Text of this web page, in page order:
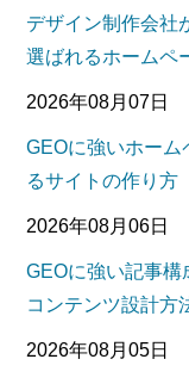
デザイン制作会社
選ばれるホームペ
2026年08月07日
GEOに強いホー
るサイトの作り方
2026年08月06日
GEOに強い記事構
コンテンツ設計方
2026年08月05日